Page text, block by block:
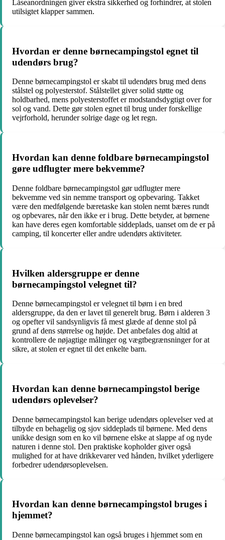
Låseanordningen giver ekstra sikkerhed og forhindrer, at stolen
utilsigtet klapper sammen.
Hvordan er denne børnecampingstol egnet til
udendørs brug?
Denne børnecampingstol er skabt til udendørs brug med dens
stålstel og polyesterstof. Stålstellet giver solid støtte og
holdbarhed, mens polyesterstoffet er modstandsdygtigt over for
sol og vand. Dette gør stolen egnet til brug under forskellige
vejrforhold, herunder solrige dage og let regn.
Hvordan kan denne foldbare børnecampingstol
gøre udflugter mere bekvemme?
Denne foldbare børnecampingstol gør udflugter mere
bekvemme ved sin nemme transport og opbevaring. Takket
være den medfølgende bæretaske kan stolen nemt bæres rundt
og opbevares, når den ikke er i brug. Dette betyder, at børnene
kan have deres egen komfortable siddeplads, uanset om de er på
camping, til koncerter eller andre udendørs aktiviteter.
Hvilken aldersgruppe er denne
børnecampingstol velegnet til?
Denne børnecampingstol er velegnet til børn i en bred
aldersgruppe, da den er lavet til generelt brug. Børn i alderen 3
og opefter vil sandsynligvis få mest glæde af denne stol på
grund af dens størrelse og højde. Det anbefales dog altid at
kontrollere de nøjagtige målinger og vægtbegrænsninger for at
sikre, at stolen er egnet til det enkelte barn.
Hvordan kan denne børnecampingstol berige
udendørs oplevelser?
Denne børnecampingstol kan berige udendørs oplevelser ved at
tilbyde en behagelig og sjov siddeplads til børnene. Med dens
unikke design som en ko vil børnene elske at slappe af og nyde
naturen i denne stol. Den praktiske kopholder giver også
mulighed for at have drikkevarer ved hånden, hvilket yderligere
forbedrer udendørsoplevelsen.
Hvordan kan denne børnecampingstol bruges i
hjemmet?
Denne børnecampingstol kan også bruges i hjemmet som en